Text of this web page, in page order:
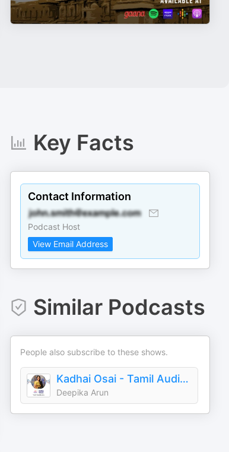
Key Facts
Contact Information
Podcast Host
View Email Address
Similar Podcasts
People also subscribe to these shows.
Kadhai Osai - Tamil Audiobooks
Deepika Arun